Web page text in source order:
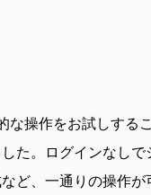
な操作をお試しする
た。ログインなしで
ど、一通りの操作が